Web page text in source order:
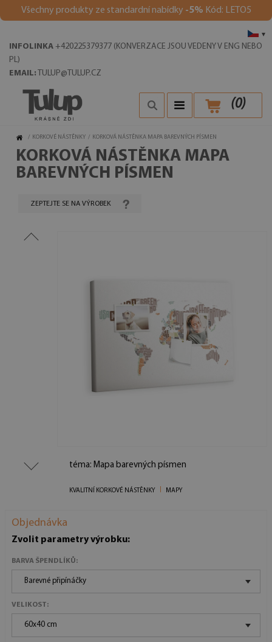
Všechny produkty ze standardní nabídky -5% Kód: LETO5
▾
INFOLINKA +420225379377 (KONVERZACE JSOU VEDENY V ENG NEBO
PL)
EMAIL: TULUP@TULUP.CZ
(0)
/ KORKOVÉ NÁSTĚNKY / KORKOVÁ NÁSTĚNKA MAPA BAREVNÝCH PÍSMEN
KORKOVÁ NÁSTĚNKA MAPA
BAREVNÝCH PÍSMEN
ZEPTEJTE SE NA VÝROBEK
téma: Mapa barevných písmen
KVALITNÍ KORKOVÉ NÁSTĚNKY MAPY
Objednávka
Zvolit parametry výrobku:
BARVA ŠPENDLÍKŮ:
Barevné připínáčky
VELIKOST:
60x40 cm